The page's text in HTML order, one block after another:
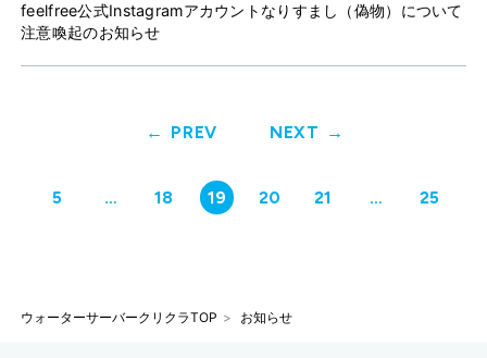
feelfree公式Instagramアカウントなりすまし（偽物）について
注意喚起のお知らせ
PREV
5 … 18 19 20 21 … 25
NEXT
ウォーターサーバークリクラTOP お知らせ